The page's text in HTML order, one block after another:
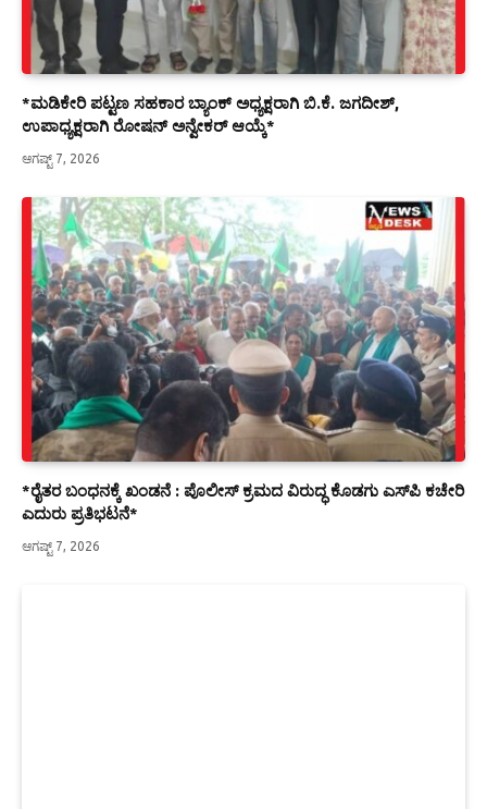
*ಮಡಿಕೇರಿ ಪಟ್ಟಣ ಸಹಕಾರ ಬ್ಯಾಂಕ್ ಅಧ್ಯಕ್ಷರಾಗಿ ಬಿ.ಕೆ. ಜಗದೀಶ್,
ಉಪಾಧ್ಯಕ್ಷರಾಗಿ ರೋಷನ್ ಅನ್ವೇಕರ್ ಆಯ್ಕೆ*
ಆಗಷ್ಟ್ 7, 2026
*ರೈತರ ಬಂಧನಕ್ಕೆ ಖಂಡನೆ : ಪೊಲೀಸ್ ಕ್ರಮದ ವಿರುದ್ಧ ಕೊಡಗು ಎಸ್‍ಪಿ ಕಚೇರಿ
ಎದುರು ಪ್ರತಿಭಟನೆ*
ಆಗಷ್ಟ್ 7, 2026